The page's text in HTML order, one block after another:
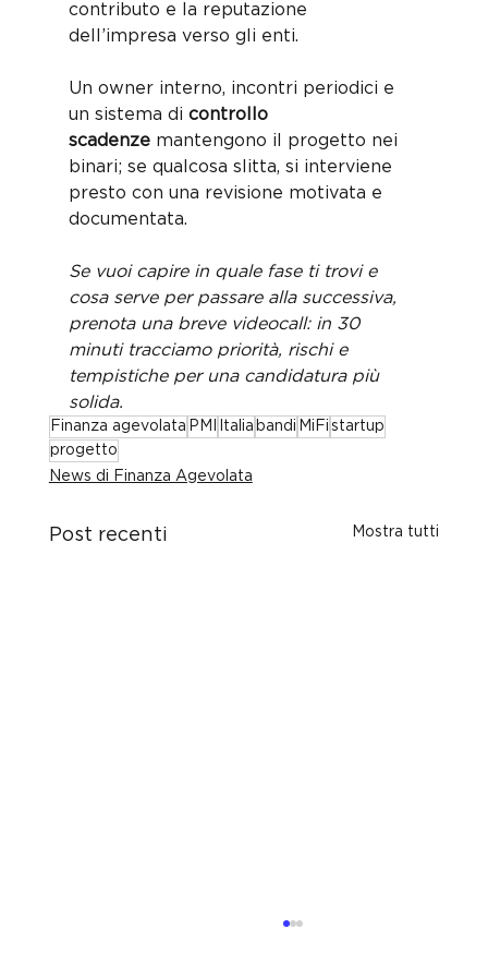
contributo e la reputazione
dell’impresa verso gli enti.
Un owner interno, incontri periodici e
un sistema di controllo
scadenze mantengono il progetto nei
binari; se qualcosa slitta, si interviene
presto con una revisione motivata e
documentata.
Se vuoi capire in quale fase ti trovi e
cosa serve per passare alla successiva,
prenota una breve videocall: in 30
minuti tracciamo priorità, rischi e
tempistiche per una candidatura più
solida.
Finanza agevolata PMI Italia bandi MiFi startup
progetto
News di Finanza Agevolata
Post recenti Mostra tutti